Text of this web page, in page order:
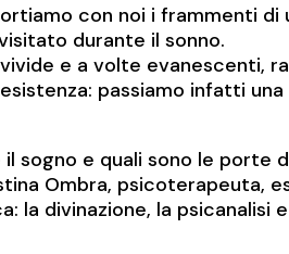
con noi i frammenti di
durante il sonno.
e a volte evanescenti,
passiamo infatti
sogno e quali sono le porte
Ombra, psicoterapeuta,
la divinazione, la psicanalisi